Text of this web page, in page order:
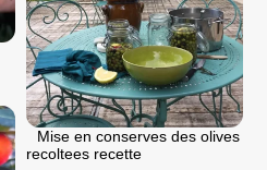
Mise en conserves des olives
recoltees recette